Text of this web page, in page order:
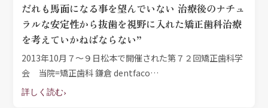
だれも馬面になる事を望んでいない 治療後のナチュ
ラルな安定性から抜歯を視野に入れた矯正歯科治療
を考えていかねばならない”
2013年10月７～９日松本で開催された第７２回矯正歯科学
会 当院=矯正歯科 鎌倉 dentfaco…
詳しく読む